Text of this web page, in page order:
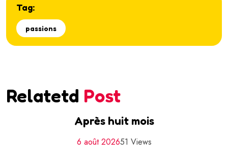
Tag:
passions
Relatetd Post
Après huit mois
6 août 202651 Views